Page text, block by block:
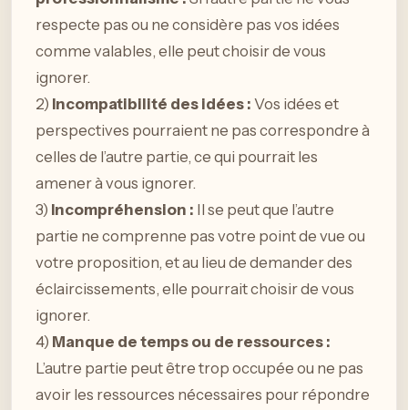
respecte pas ou ne considère pas vos idées
comme valables, elle peut choisir de vous
ignorer.
2) Incompatibilité des idées : Vos idées et
perspectives pourraient ne pas correspondre à
celles de l’autre partie, ce qui pourrait les
amener à vous ignorer.
3) Incompréhension : Il se peut que l’autre
partie ne comprenne pas votre point de vue ou
votre proposition, et au lieu de demander des
éclaircissements, elle pourrait choisir de vous
ignorer.
4) Manque de temps ou de ressources :
L’autre partie peut être trop occupée ou ne pas
avoir les ressources nécessaires pour répondre